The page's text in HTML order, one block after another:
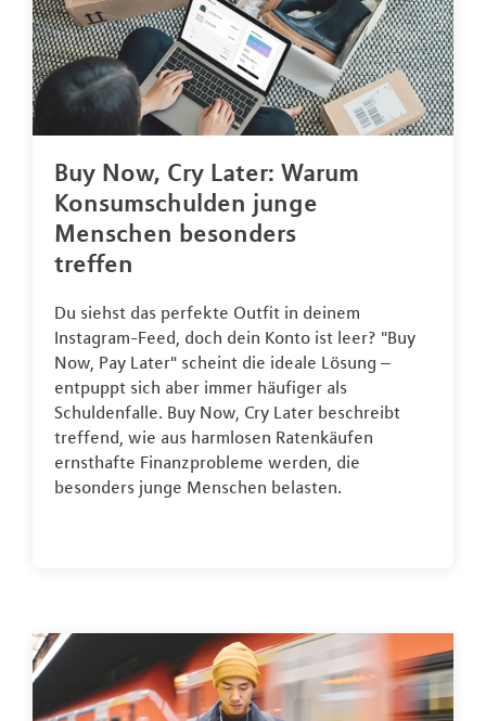
Buy Now, Cry Later: Warum
Konsumschulden junge
Menschen besonders
treffen
Du siehst das perfekte Outfit in deinem
Instagram-Feed, doch dein Konto ist leer? "Buy
Now, Pay Later" scheint die ideale Lösung –
entpuppt sich aber immer häufiger als
Schuldenfalle. Buy Now, Cry Later beschreibt
treffend, wie aus harmlosen Ratenkäufen
ernsthafte Finanzprobleme werden, die
besonders junge Menschen belasten.